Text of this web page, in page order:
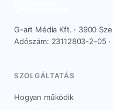
G-art Média Kft. · 3900
Adószám: 23112803-2-05
SZOLGÁLTATÁS
Hogyan működik